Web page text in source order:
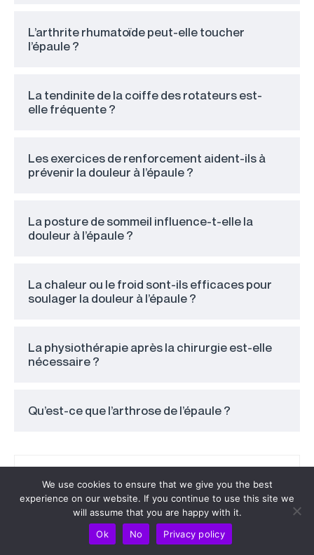
L’arthrite rhumatoïde peut-elle toucher
l’épaule ?
La tendinite de la coiffe des rotateurs est-
elle fréquente ?
Les exercices de renforcement aident-ils à
prévenir la douleur à l’épaule ?
La posture de sommeil influence-t-elle la
douleur à l’épaule ?
La chaleur ou le froid sont-ils efficaces pour
soulager la douleur à l’épaule ?
La physiothérapie après la chirurgie est-elle
nécessaire ?
Qu’est-ce que l’arthrose de l’épaule ?
We use cookies to ensure that we give you the best
experience on our website. If you continue to use this site we
will assume that you are happy with it.
Ok
No Privacy policy